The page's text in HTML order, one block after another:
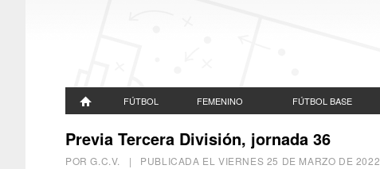
FÚTBOL FEMENINO FÚTBOL BASE
Previa Tercera División, jornada 36
POR G.C.V. | PUBLICADA ELVIERNES 25 DE MARZO DE 2022